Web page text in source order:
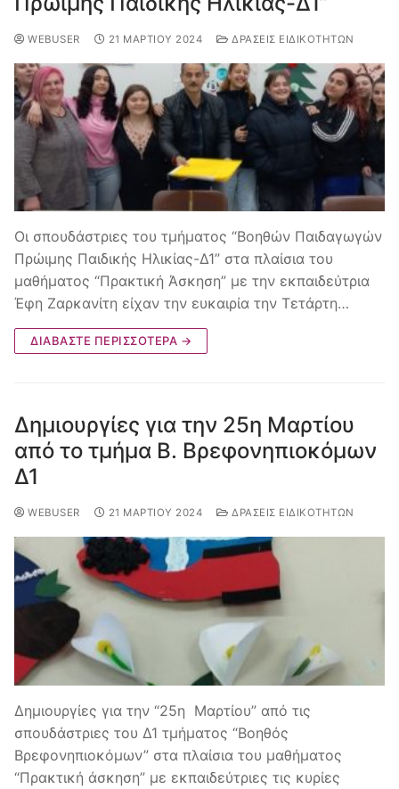
WEBUSER 21 ΜΑΡΤΊΟΥ 2024 ΔΡΆΣΕΙΣ ΕΙΔΙΚΟΤΉΤΩΝ
Οι σπουδάστριες του τμήματος “Βοηθών Παιδαγωγών
Πρώιμης Παιδικής Ηλικίας-Δ1” στα πλαίσια του
μαθήματος “Πρακτική Άσκηση” με την εκπαιδεύτρια
Έφη Ζαρκανίτη είχαν την ευκαιρία την Τετάρτη…
ΔΙΑΒΆΣΤΕ ΠΕΡΙΣΣΌΤΕΡΑ →
Δημιουργίες για την 25η Μαρτίου
από το τμήμα Β. Βρεφονηπιοκόμων
Δ1
WEBUSER 21 ΜΑΡΤΊΟΥ 2024 ΔΡΆΣΕΙΣ ΕΙΔΙΚΟΤΉΤΩΝ
Δημιουργίες για την “25η Μαρτίου” από τις
σπουδάστριες του Δ1 τμήματος “Βοηθός
Βρεφονηπιοκόμων” στα πλαίσια του μαθήματος
“Πρακτική άσκηση” με εκπαιδεύτριες τις κυρίες